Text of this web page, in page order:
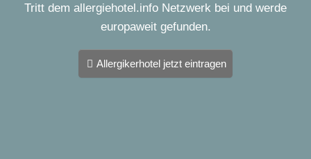
Tritt dem allergiehotel.info Netzwerk bei und werde
europaweit gefunden.
Allergikerhotel jetzt eintragen